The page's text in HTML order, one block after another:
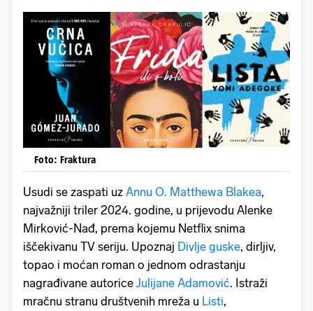
Foto: Fraktura
Usudi se zaspati uz Annu O. Matthewa Blakea,
najvažniji triler 2024. godine, u prijevodu Alenke
Mirković-Nađ, prema kojemu Netflix snima
iščekivanu TV seriju. Upoznaj Divlje guske, dirljiv,
topao i moćan roman o jednom odrastanju
nagrađivane autoriceJulijane Adamović. Istraži
mračnu stranu društvenih mreža u Listi,